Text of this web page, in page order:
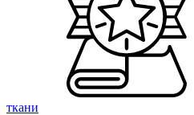
ткани